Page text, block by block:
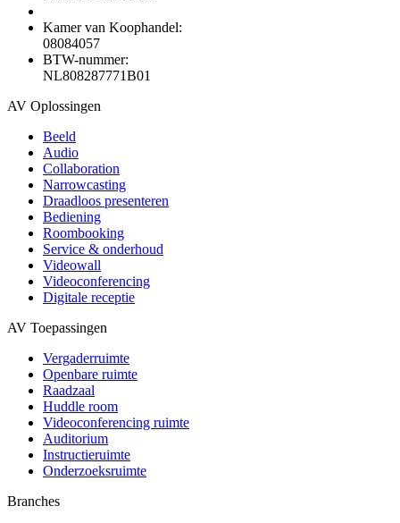
Kamer van Koophandel:
08084057
BTW-nummer:
NL808287771B01
AV Oplossingen
Beeld
Audio
Collaboration
Narrowcasting
Draadloos presenteren
Bediening
Roombooking
Service & onderhoud
Videowall
Videoconferencing
Digitale receptie
AV Toepassingen
Vergaderruimte
Openbare ruimte
Raadzaal
Huddle room
Videoconferencing ruimte
Auditorium
Instructieruimte
Onderzoeksruimte
Branches